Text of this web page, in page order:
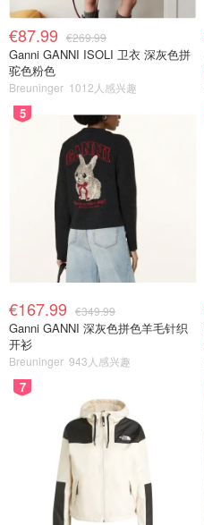
€87.99 €269.99
Ganni GANNI ISOLI 卫衣 深灰色拼
驼色粉色
Breuninger 1012人感兴趣
5
€167.99 €349.99
Ganni GANNI 深灰色拼色羊毛针织
开衫
Breuninger 943人感兴趣
7